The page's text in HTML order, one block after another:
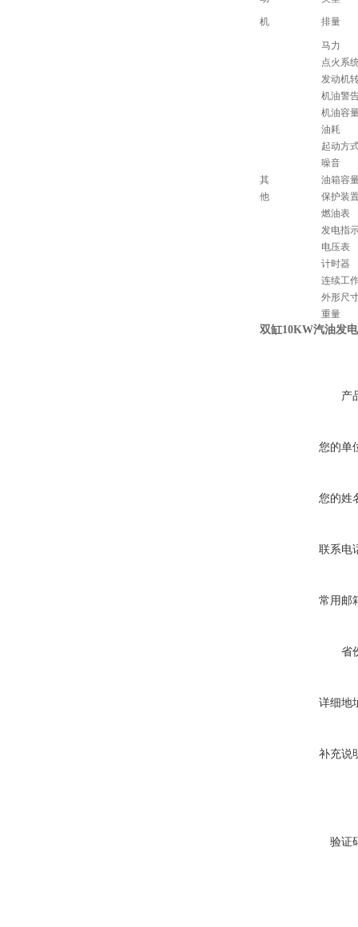
机 排量
马力
点火系
发动机
机油警
机油容
油耗
起动方
噪音
其
油箱容
他
保护装
燃油表
发电指
电压表
计时器
连续工
外形尺
重量
双缸10KW汽油发
产
您的单
您的姓
联系电
常用邮
省
详细地
补充说
验证